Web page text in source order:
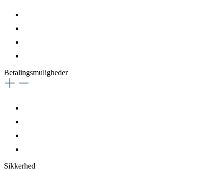
Betalingsmuligheder
Sikkerhed